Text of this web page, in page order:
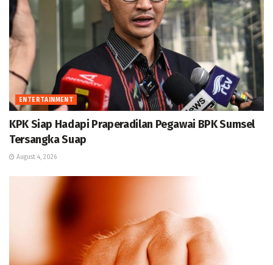
ENTERTAINMENT
KPK Siap Hadapi Praperadilan Pegawai BPK Sumsel
Tersangka Suap
August 4, 2026